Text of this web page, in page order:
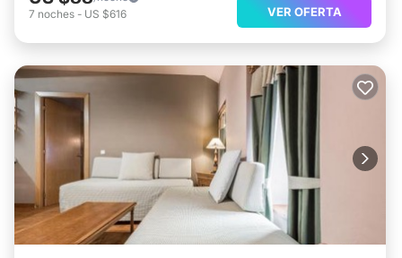
7 noches - US $616 VER OFERTA